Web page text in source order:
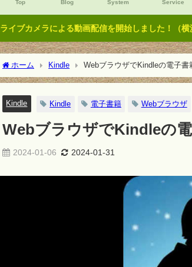
Top Blog System Service
ライブカメラによる動画配信を開始しました！（
ホーム Kindle WebブラウザでKindleの電子書
Kindle Kindle 電子書籍 Webブラウザ
WebブラウザでKindleの電
2024-01-06 2024-01-31